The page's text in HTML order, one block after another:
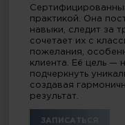
практикой. Она
навыки, следит за
сочетает их с
пожелания,
клиента. Её цель —
подчеркнуть
создавая
результат.
ЗАПИСАТЬСЯ